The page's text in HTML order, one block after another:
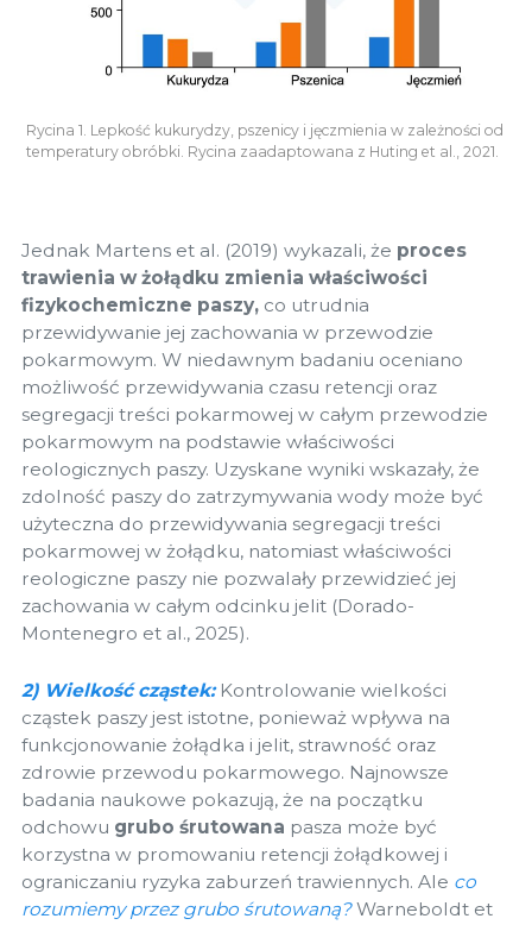
Rycina 1. Lepkość kukurydzy, pszenicy i jęczmienia w zależności od
temperatury obróbki. Rycina zaadaptowana z Huting et al., 2021.
Jednak Martens et al. (2019) wykazali, że proces
trawienia w żołądku zmienia właściwości
fizykochemiczne paszy, co utrudnia
przewidywanie jej zachowania w przewodzie
pokarmowym. W niedawnym badaniu oceniano
możliwość przewidywania czasu retencji oraz
segregacji treści pokarmowej w całym przewodzie
pokarmowym na podstawie właściwości
reologicznych paszy. Uzyskane wyniki wskazały, że
zdolność paszy do zatrzymywania wody może być
użyteczna do przewidywania segregacji treści
pokarmowej w żołądku, natomiast właściwości
reologiczne paszy nie pozwalały przewidzieć jej
zachowania w całym odcinku jelit (Dorado-
Montenegro et al., 2025).
2) Wielkość cząstek:Kontrolowanie wielkości
cząstek paszy jest istotne, ponieważ wpływa na
funkcjonowanie żołądka i jelit, strawność oraz
zdrowie przewodu pokarmowego. Najnowsze
badania naukowe pokazują, że na początku
odchowu grubo śrutowana pasza może być
korzystna w promowaniu retencji żołądkowej i
ograniczaniu ryzyka zaburzeń trawiennych. Ale co
rozumiemy przez grubo śrutowaną?Warneboldt et